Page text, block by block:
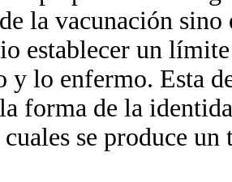
la vacunación
establecer un
y lo enfermo. Esta
forma de la
cuales se produce